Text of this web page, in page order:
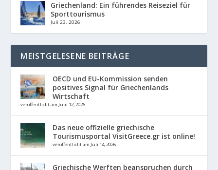
Griechenland: Ein führendes Reiseziel für
Sporttourismus
Juli 23, 2026
MEISTGELESENE BEITRÄGE
OECD und EU-Kommission senden
positives Signal für Griechenlands
Wirtschaft
veröffentlicht am Juni 12, 2026
Das neue offizielle griechische
Tourismusportal VisitGreece.gr ist online!
veröffentlicht am Juli 14, 2026
Griechische Werften beanspruchen durch